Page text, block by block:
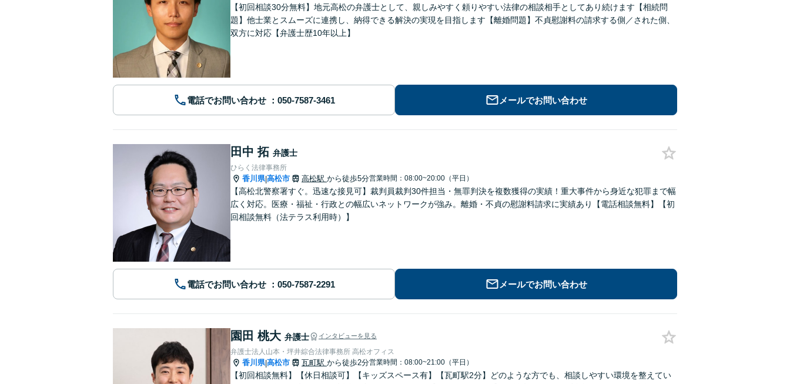
【初回相談30分無料】地元高松の弁護士として、親しみやすく頼りやすい法律の相談相手としてあり続けます【相続問
題】他士業とスムーズに連携し、納得できる解決の実現を目指します【離婚問題】不貞慰謝料の請求する側／された側、
双方に対応【弁護士歴10年以上】
電話でお問い合わせ メールでお問い合わせ
田中 拓 弁護士
ひらく法律事務所
香川県|高松市 高松駅 から徒歩5分営業時間：08:00~20:00（平日）
【高松北警察署すぐ。迅速な接見可】裁判員裁判30件担当・無罪判決を複数獲得の実績！重大事件から身近な犯罪まで幅
広く対応。医療・福祉・行政との幅広いネットワークが強み。離婚・不貞の慰謝料請求に実績あり【電話相談無料】【初
回相談無料（法テラス利用時）】
電話でお問い合わせ メールでお問い合わせ
園田 桃大 弁護士 インタビューを見る
弁護士法人山本・坪井綜合法律事務所 高松オフィス
香川県|高松市 瓦町駅 から徒歩2分営業時間：08:00~21:00（平日）
【初回相談無料】【休日相談可】【キッズスペース有】【瓦町駅2分】どのような方でも、相談しやすい環境を整えてい